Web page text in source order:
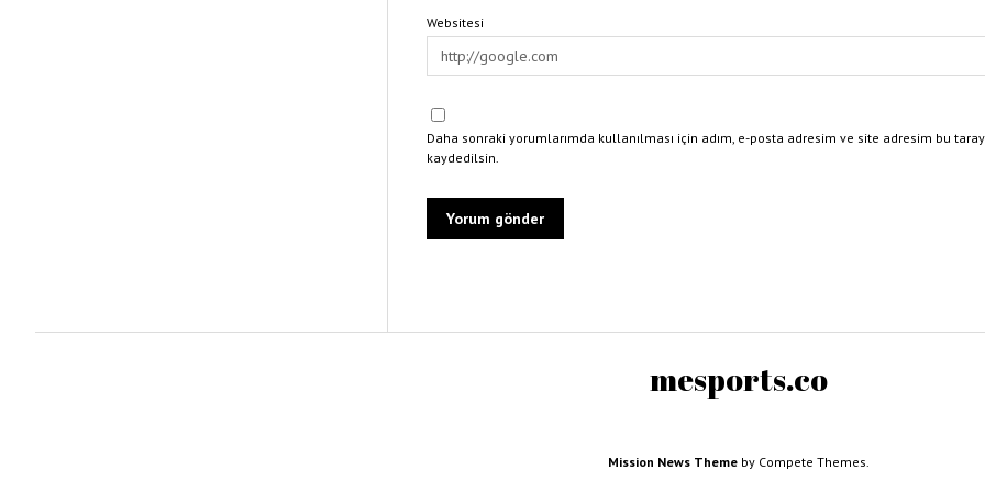
Websitesi
Daha sonraki yorumlarımda kullanılması için adım, e-posta adresim ve site adresim bu
kaydedilsin.
mesports.co
Mission News Theme by Compete Themes.